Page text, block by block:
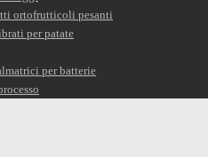
ortofrutticoli pesanti
per patate
per batterie